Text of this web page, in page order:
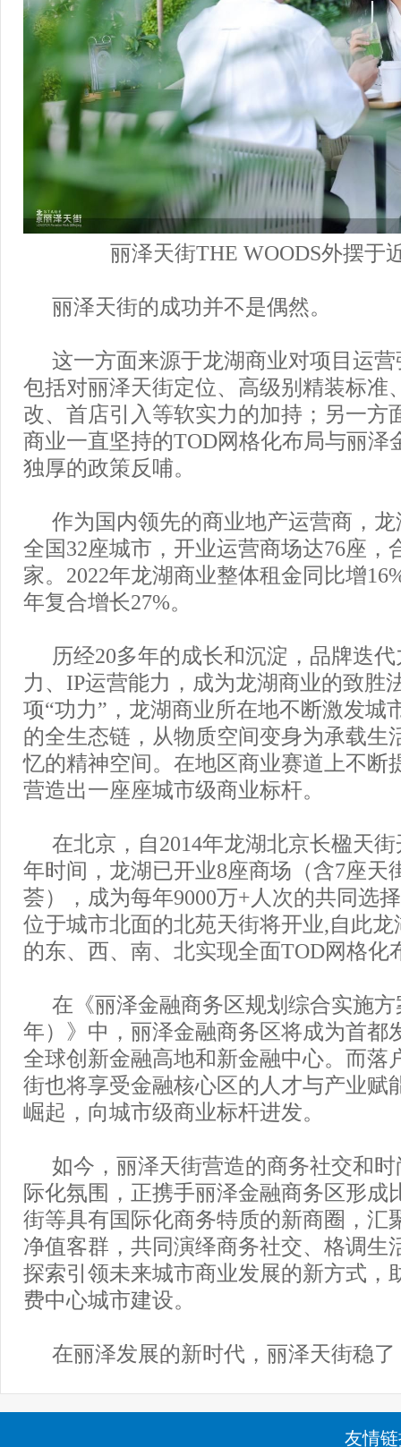
丽泽天街THE WOODS外摆于
丽泽天街的成功并不是偶然。
这一方面来源于龙湖商业对项目运
包括对丽泽天街定位、高级别精装标准
改、首店引入等软实力的加持；另一方
商业一直坚持的TOD网格化布局与丽泽
独厚的政策反哺。
作为国内领先的商业地产运营商，
全国32座城市，开业运营商场达76座，
家。2022年龙湖商业整体租金同比增
年复合增长27%。
历经20多年的成长和沉淀，品牌迭
力、IP运营能力，成为龙湖商业的致胜
项“功力”，龙湖商业所在地不断激发城
的全生态链，从物质空间变身为承载生
忆的精神空间。在地区商业赛道上不断
营造出一座座城市级商业标杆。
在北京，自2014年龙湖北京长楹天
年时间，龙湖已开业8座商场（含7座天
荟），成为每年9000万+人次的共同选
位于城市北面的北苑天街将开业,自此
的东、西、南、北实现全面TOD网格化
在《丽泽金融商务区规划综合实施方
年）》中，丽泽金融商务区将成为首都
全球创新金融高地和新金融中心。而落
街也将享受金融核心区的人才与产业赋
崛起，向城市级商业标杆进发。
如今，丽泽天街营造的商务社交和
际化氛围，正携手丽泽金融商务区形成
街等具有国际化商务特质的新商圈，汇
净值客群，共同演绎商务社交、格调生
探索引领未来城市商业发展的新方式，
费中心城市建设。
在丽泽发展的新时代，丽泽天街稳
友情